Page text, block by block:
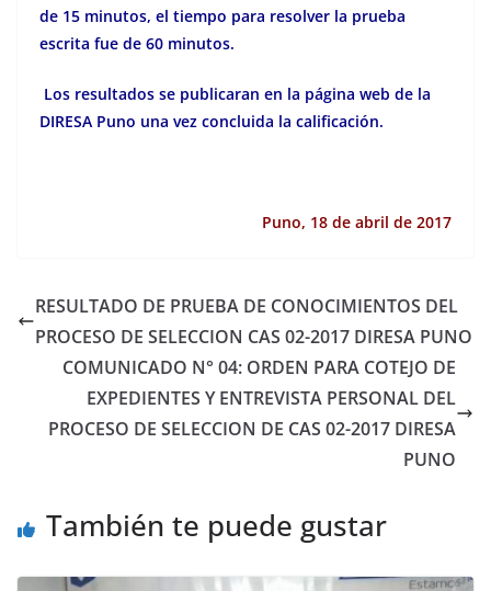
de 15 minutos, el tiempo para resolver la prueba
escrita fue de 60 minutos.
Los resultados se publicaran en la página web de la
DIRESA Puno una vez concluida la calificación.
Puno, 18 de abril de 2017
RESULTADO DE PRUEBA DE CONOCIMIENTOS DEL
PROCESO DE SELECCION CAS 02-2017 DIRESA PUNO
COMUNICADO N° 04: ORDEN PARA COTEJO DE
EXPEDIENTES Y ENTREVISTA PERSONAL DEL
PROCESO DE SELECCION DE CAS 02-2017 DIRESA
PUNO
También te puede gustar